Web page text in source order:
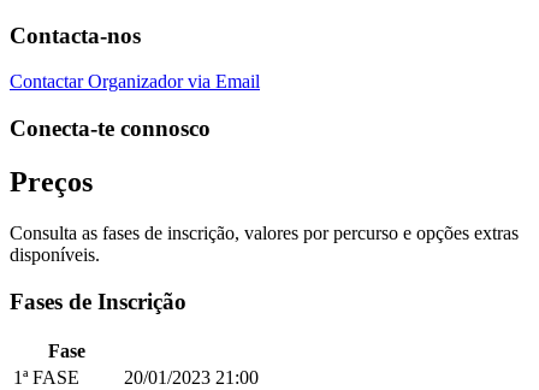
Contacta-nos
Contactar Organizador via Email
Conecta-te connosco
Preços
Consulta as fases de inscrição, valores por percurso e opções extras
disponíveis.
Fases de Inscrição
Fase
1ª FASE
20/01/2023 21:00